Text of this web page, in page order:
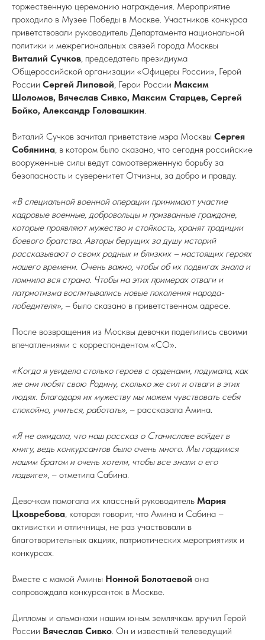
торжественную церемонию награждения. Мероприятие
проходило в Музее Победы в Москве. Участников конкурса
приветствовали руководитель Департамента национальной
политики и межрегиональных связей города Москвы
Виталий Сучков, председатель президиума
Общероссийской организации «Офицеры России», Герой
России Сергей Липовой, Герои России Максим
Шоломов, Вячеслав Сивко, Максим Старцев, Сергей
Бойко, Александр Головашкин.
Виталий Сучков зачитал приветствие мэра Москвы Сергея
Собянина, в котором было сказано, что сегодня российские
вооруженные силы ведут самоотверженную борьбу за
безопасность и суверенитет Отчизны, за добро и правду.
«В специальной военной операции принимают участие
кадровые военные, добровольцы и призванные граждане,
которые проявляют мужество и стойкость, хранят традиции
боевого братства. Авторы берущих за душу историй
рассказывают о своих родных и близких – настоящих героях
нашего времени. Очень важно, чтобы об их подвигах знала и
помнила вся страна. Чтобы на этих примерах отваги и
патриотизма воспитывались новые поколения народа-
победителя», – было сказано в приветственном адресе.
После возвращения из Москвы девочки поделились своими
впечатлениями с корреспондентом «СО».
«Когда я увидела столько героев с орденами, подумала, как
же они любят свою Родину, сколько же сил и отваги в этих
людях. Благодаря их мужеству мы можем чувствовать себя
спокойно, учиться, работать», – рассказала Амина.
«Я не ожидала, что наш рассказ о Станиславе войдет в
книгу, ведь конкурсантов было очень много. Мы гордимся
нашим братом и очень хотели, чтобы все знали о его
подвиге», – отметила Сабина.
Девочкам помогала их классный руководитель Мария
Цховребова, которая говорит, что Амина и Сабина –
активистки и отличницы, не раз участвовали в
благотворительных акциях, патриотических мероприятиях и
конкурсах.
Вместе с мамой Амины Нонной Болотаевой она
сопровождала конкурсанток в Москве.
Дипломы и альманахи нашим юным землячкам вручил Герой
России Вячеслав Сивко. Он и известный телеведущий